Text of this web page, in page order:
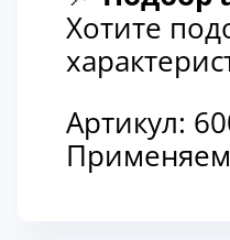
Хотите
Артикул: